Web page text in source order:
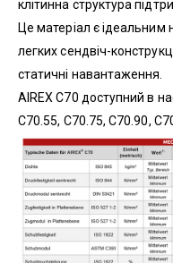
клітинна структура
Це матеріал є
легких сендвіч-
статичні навантаження.
AIREX C70 доступний в
C70.55, C70.75, C70.90,